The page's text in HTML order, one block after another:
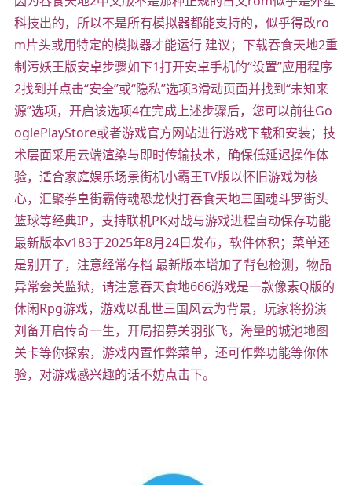
科技出的，所以不是所有模拟器都能支持的，似乎得改ro
m片头或用特定的模拟器才能运行 建议；下载吞食天地2重
制污妖王版安卓步骤如下1打开安卓手机的“设置”应用程序
2找到并点击“安全”或“隐私”选项3滑动页面并找到“未知来
源”选项，开启该选项4在完成上述步骤后，您可以前往Go
oglePlayStore或者游戏官方网站进行游戏下载和安装；技
术层面采用云端渲染与即时传输技术，确保低延迟操作体
验，适合家庭娱乐场景街机小霸王TV版以怀旧游戏为核
心，汇聚拳皇街霸侍魂恐龙快打吞食天地三国魂斗罗街头
篮球等经典IP，支持联机PK对战与游戏进程自动保存功能
最新版本v183于2025年8月24日发布，软件体积；菜单还
是别开了，注意经常存档 最新版本增加了背包检测，物品
异常会关监狱，请注意吞天食地666游戏是一款像素Q版的
休闲Rpg游戏，游戏以乱世三国风云为背景，玩家将扮演
刘备开启传奇一生，开局招募关羽张飞，海量的城池地图
关卡等你探索，游戏内置作弊菜单，还可作弊功能等你体
验，对游戏感兴趣的话不妨点击下。